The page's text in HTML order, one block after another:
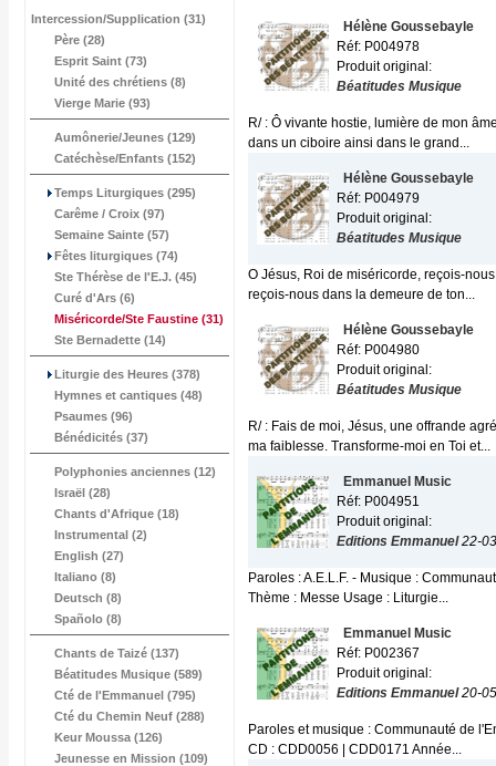
Intercession/Supplication (31)
Père (28)
Esprit Saint (73)
Unité des chrétiens (8)
Vierge Marie (93)
Aumônerie/Jeunes (129)
Catéchèse/Enfants (152)
Temps Liturgiques (295)
Carême / Croix (97)
Semaine Sainte (57)
Fêtes liturgiques (74)
Ste Thérèse de l'E.J. (45)
Curé d'Ars (6)
Miséricorde/Ste Faustine (31)
Ste Bernadette (14)
Liturgie des Heures (378)
Hymnes et cantiques (48)
Psaumes (96)
Bénédicités (37)
Polyphonies anciennes (12)
Israël (28)
Chants d'Afrique (18)
Instrumental (2)
English (27)
Italiano (8)
Deutsch (8)
Spañolo (8)
Chants de Taizé (137)
Béatitudes Musique (589)
Cté de l'Emmanuel (795)
Cté du Chemin Neuf (288)
Keur Moussa (126)
Jeunesse en Mission (109)
Hélène Goussebayle
Réf: P004978
Produit original:
Béatitudes Musique
R/ : Ô vivante hostie, lumière de mon
dans un ciboire ainsi dans le grand...
Hélène Goussebayle
Réf: P004979
Produit original:
Béatitudes Musique
O Jésus, Roi de miséricorde, reçois-
reçois-nous dans la demeure de ton...
Hélène Goussebayle
Réf: P004980
Produit original:
Béatitudes Musique
R/ : Fais de moi, Jésus, une offrande
ma faiblesse. Transforme-moi en Toi et...
Emmanuel Music
Réf: P004951
Produit original:
Editions Emmanuel22-03
Paroles : A.E.L.F. - Musique :
Thème : Messe Usage : Liturgie...
Emmanuel Music
Réf: P002367
Produit original:
Editions Emmanuel20-05
Paroles et musique : Communauté de
CD : CDD0056 | CDD0171 Année...